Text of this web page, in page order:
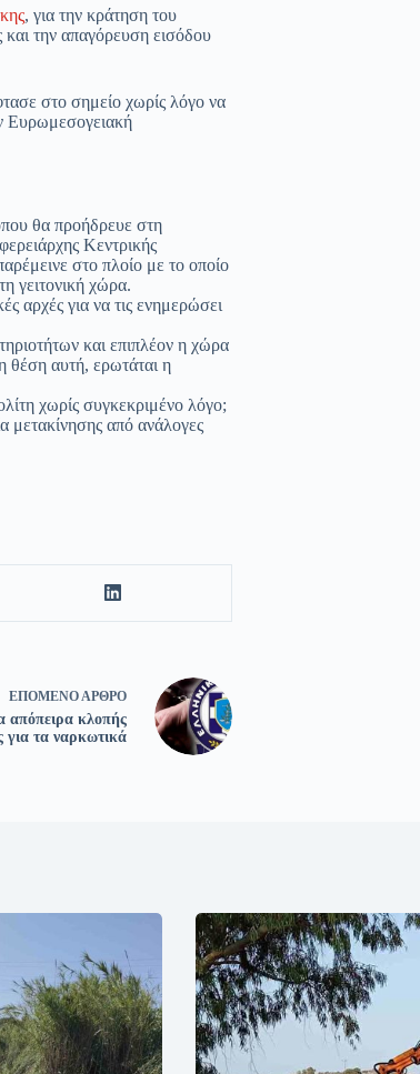
, για την κράτηση του
και την απαγόρευση εισόδου
στο σημείο χωρίς λόγο να
Ευρωμεσογειακή
θα προήδρευε στη
Κεντρικής
στο πλοίο με το οποίο
γειτονική χώρα.
αρχές για να τις ενημερώσει
και επιπλέον η χώρα
θέση αυτή, ερωτάται η
χωρίς συγκεκριμένο λόγο;
από ανάλογες
ΕΠΌΜΕΝΟΆΡΘΡΟ
απόπειρα κλοπής
για τα ναρκωτικά